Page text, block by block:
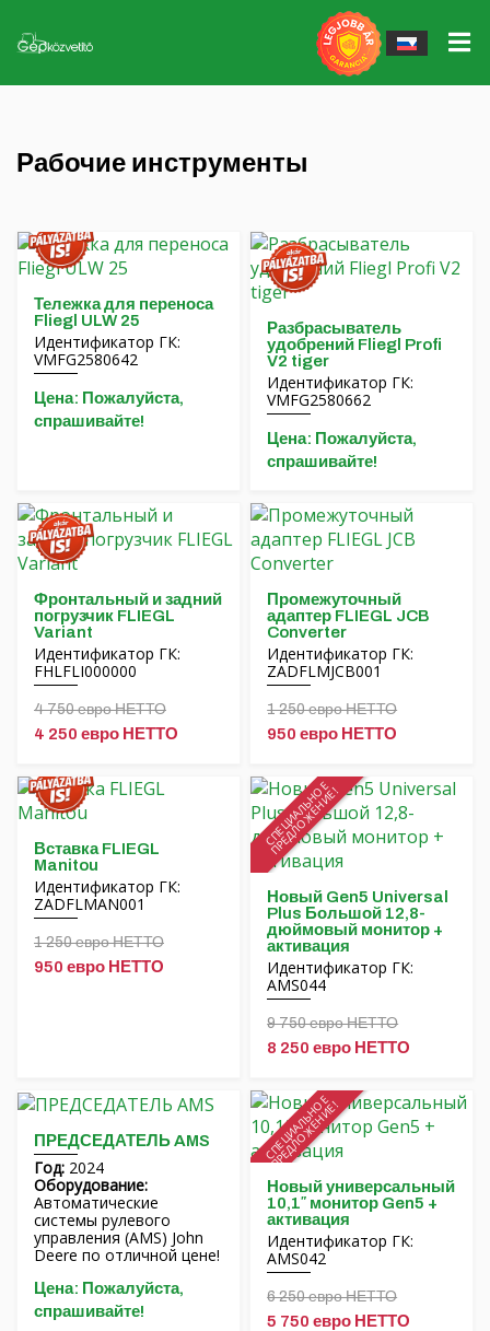
John Deere gépek
Egyéb erőgépek
Рабочие инструменты
QUICKE Налобные жалюзи, аксессуары
Повозки Fliegl
Аксессуары Fliegl Agrocenter
Почвенная техника GÜTTLER
Мульчеры и дробилки MÜTHING
Рабочие инструменты Quivogne
Почвенная техника LETÁK-LEKO
Распылители KERTITOX
Другие аксессуары
Запасные части
Гумик/Фелник
Программа гарантированного выкупа
Наши услуги
Сервис
Карьера
О нас
Blog
Свяжитесь с
English
Magyar
Deutsch
Română
Hrvatski
Čeština
Nederlands
Français
српски
Українська
Рабочие инструменты
Тележка для переноса
Fliegl ULW 25
Идентификатор ГК:
VMFG2580642
Цена: Пожалуйста,
спрашивайте!
Разбрасыватель
удобрений Fliegl Profi
V2 tiger
Идентификатор ГК:
VMFG2580662
Цена: Пожалуйста,
спрашивайте!
Фронтальный и задний
погрузчик FLIEGL
Variant
Идентификатор ГК:
FHLFLI000000
4 750 евро НЕТТО
4 250 евро НЕТТО
Промежуточный
адаптер FLIEGL JCB
Converter
Идентификатор ГК:
ZADFLMJCB001
1 250 евро НЕТТО
950 евро НЕТТО
Вставка FLIEGL
Manitou
Идентификатор ГК:
ZADFLMAN001
1 250 евро НЕТТО
950 евро НЕТТО
СПЕЦИАЛЬНОЕ
ПРЕДЛОЖЕНИЕ!
Новый Gen5 Universal
Plus Большой 12,8-
дюймовый монитор +
активация
Идентификатор ГК:
AMS044
9 750 евро НЕТТО
8 250 евро НЕТТО
ПРЕДСЕДАТЕЛЬ AMS
Год: 2024
Оборудование:
Автоматические
системы рулевого
управления (AMS) John
Deere по отличной цене!
Цена: Пожалуйста,
спрашивайте!
СПЕЦИАЛЬНОЕ
ПРЕДЛОЖЕНИЕ!
Новый универсальный
10,1″ монитор Gen5 +
активация
Идентификатор ГК:
AMS042
6 250 евро НЕТТО
5 750 евро НЕТТО